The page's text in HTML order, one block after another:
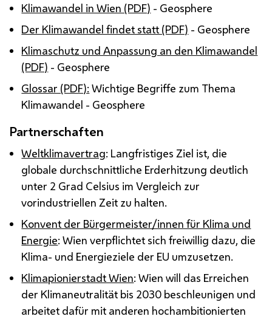
Klimawandel in Wien (PDF) - Geosphere
Der Klimawandel findet statt (PDF) - Geosphere
Klimaschutz und Anpassung an den Klimawandel
(PDF) - Geosphere
Glossar (PDF): Wichtige Begriffe zum Thema
Klimawandel - Geosphere
Partnerschaften
Weltklimavertrag: Langfristiges Ziel ist, die
globale durchschnittliche Erderhitzung deutlich
unter 2 Grad Celsius im Vergleich zur
vorindustriellen Zeit zu halten.
Konvent der Bürgermeister/innen für Klima und
Energie: Wien verpflichtet sich freiwillig dazu, die
Klima- und Energieziele der EU umzusetzen.
Klimapionierstadt Wien: Wien will das Erreichen
der Klimaneutralität bis 2030 beschleunigen und
arbeitet dafür mit anderen hochambitionierten